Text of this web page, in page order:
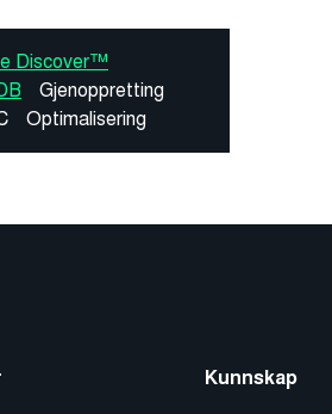
Discover™
Gjenoppretting
Optimalisering
Kunnskap